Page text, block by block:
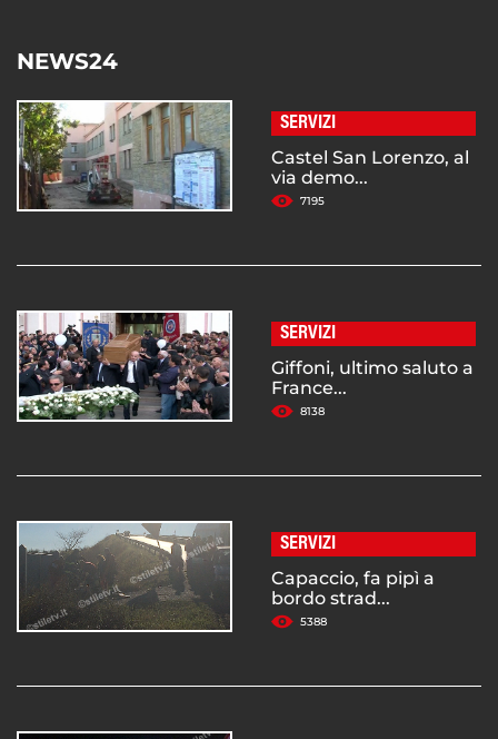
NEWS24
SERVIZI
Castel San Lorenzo, al
via demo...
7195
SERVIZI
Giffoni, ultimo saluto a
France...
8138
SERVIZI
Capaccio, fa pipì a
bordo strad...
5388